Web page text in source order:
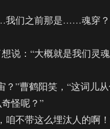
之前那是……魂穿？”
：“大概就是我们灵
”曹鹤阳笑，“这词儿从
怪呢？”
不带这么埋汰人的啊！